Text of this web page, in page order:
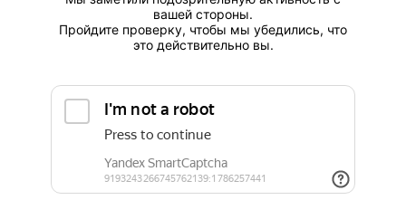
вашей стороны.
Пройдите проверку, чтобы мы убедились, что
это действительно вы.